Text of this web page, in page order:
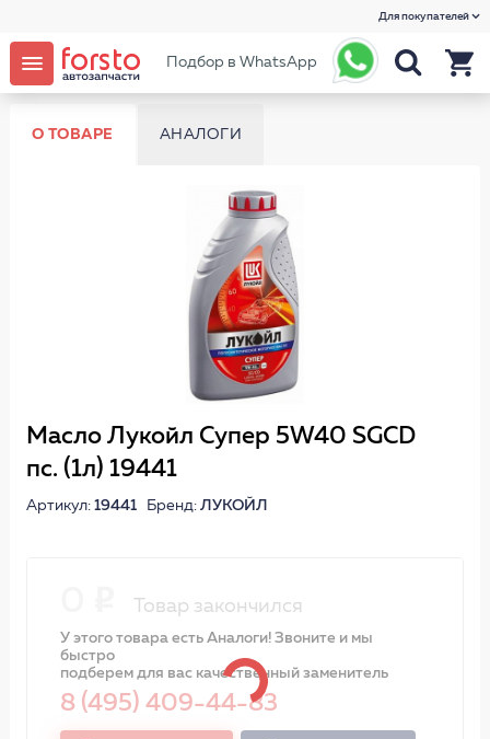
Для покупателей
Подбор в WhatsApp
О ТОВАРЕ АНАЛОГИ
Масло Лукойл Супер 5W40 SGCD
пс. (1л) 19441
Артикул: 19441Бренд: ЛУКОЙЛ
Товар закончился
У этого товара есть Аналоги! Звоните и мы
быстро
подберем для вас качественный заменитель
8 (495) 409-44-83